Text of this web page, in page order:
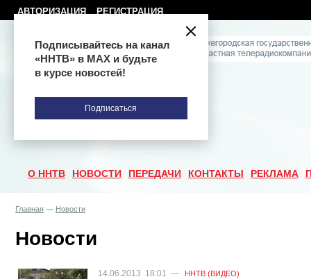
АВТОРИЗАЦИЯ РЕГИСТРАЦИЯ
О ННТВ НОВОСТИ ПЕРЕДАЧИ КОНТАКТЫ РЕКЛАМА
Главная — Новости
Новости
14.06.2013 18:01 — ННТВ (ВИДЕО)
Подписывайтесь на канал
«ННТВ» в МАХ и будьте
в курсе новостей!
Подписаться